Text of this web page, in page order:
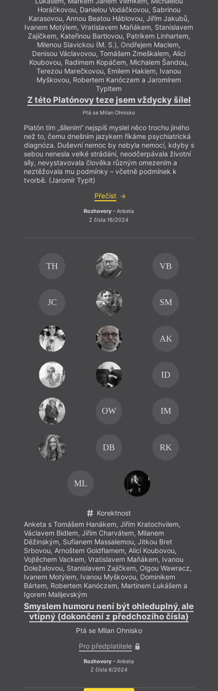
Horáčkovou, Danielou Vodáčkovou, Sabrinou
Karasovou, Annou Beatou Háblovou, Jiřím Jakubů,
Ivanem Motýlem, Vratislavem Maňákem, Stanislavem
Zajíčkem, Kateřinou Bartlovou, Patrikem Linhartem,
Milenou Slavickou (M. S.), Ondřejem Maclem,
Denisou Václavovou, Tomášem Zmeškalem, Alicí
Koubovou, Radimem Kopáčem, Michalem Šandou,
Terezou Marečkovou, Emilem Haklem, Ivanou
Myškovou, Robertem Kanóczem a Jaromírem
Typltem
Z této Platónovy teze jsem vždycky šílel
Ptá se Milan Ohnisko
Platón tím „šílením“ nejspíš myslel něco trochu jiného
než to, čemu dnešním jazykem říkáme psychiatrická
diagnóza. Duševní nemoc by nebyla nemocí, kdyby s
sebou nenesla velké strádání, neodčerpávala životní
síly, nevystavovala člověka různým omezením a
neztěžovala mu podmínky – včetně podmínek k
tvorbě. (Jaromír Typlt)
Přečíst
Rozhovory – Anketa
Z čísla 16/2024
TH VB
JC SM
AK
ID
OW IM
DB RK
ML
Korektnost
Anketa s Tomášem Hanákem, Jiřím Kratochvilem,
Václavem Bidlem, Jiřím Charvátem, Milanem
Děžinským, Sufianem Massalemou, Jitkou Bret
Srbovou, Arnoštem Goldflamem, Alicí Koubovou,
Vojtěchem Vackem, Vratislavem Maňákem, Ivanou
Doležalovou, Stanislavem Zajíčkem, Olgou Wawracz,
Ivanem Motýlem, Ivanou Myškovou, Dominikem
Bártem, Robertem Kanóczem, Martinem Lukášem a
Igorem Malijevským
Smyslem humoru není být ohleduplný, ale
vtipný (dokončení z předchozího čísla)
Ptá se Milan Ohnisko
Pro předplatitele
Rozhovory – Anketa
Z čísla 6/2024